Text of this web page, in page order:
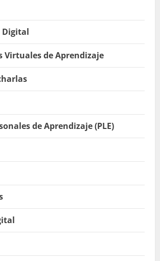
Digital
Virtuales de Aprendizaje
de Aprendizaje (PLE)